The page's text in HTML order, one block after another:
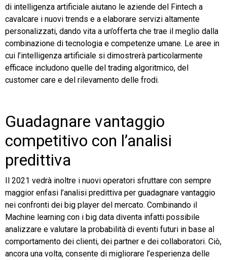
di intelligenza artificiale aiutano le aziende del Fintech a
cavalcare i nuovi trends e a elaborare servizi altamente
personalizzati, dando vita a un’offerta che trae il meglio dalla
combinazione di tecnologia e competenze umane. Le aree in
cui l’intelligenza artificiale si dimostrerà particolarmente
efficace includono quelle del trading algoritmico, del
customer care e del rilevamento delle frodi.
Guadagnare vantaggio
competitivo con l’analisi
predittiva
Il 2021 vedrà inoltre i nuovi operatori sfruttare con sempre
maggior enfasi l’analisi predittiva per guadagnare vantaggio
nei confronti dei big player del mercato. Combinando il
Machine learning con i big data diventa infatti possibile
analizzare e valutare la probabilità di eventi futuri in base al
comportamento dei clienti, dei partner e dei collaboratori. Ciò,
ancora una volta, consente di migliorare l’esperienza delle